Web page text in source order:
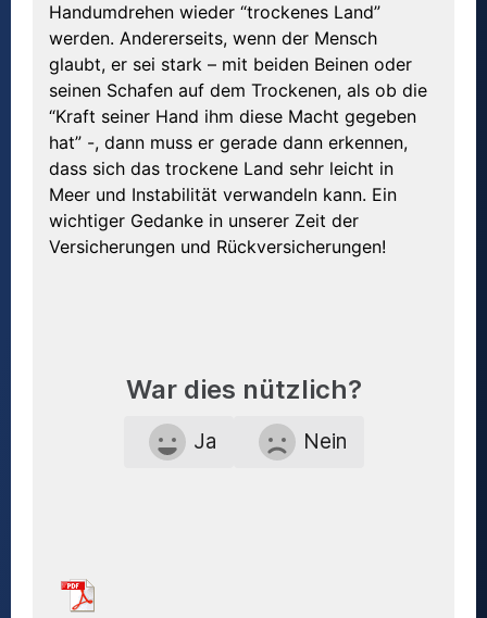
Handumdrehen wieder “trockenes Land”
werden. Andererseits, wenn der Mensch
glaubt, er sei stark – mit beiden Beinen oder
seinen Schafen auf dem Trockenen, als ob die
“Kraft seiner Hand ihm diese Macht gegeben
hat” -, dann muss er gerade dann erkennen,
dass sich das trockene Land sehr leicht in
Meer und Instabilität verwandeln kann. Ein
wichtiger Gedanke in unserer Zeit der
Versicherungen und Rückversicherungen!
War dies nützlich?
Ja Nein